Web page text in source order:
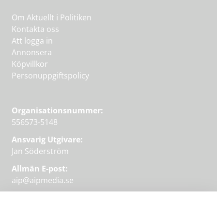
Om Aktuellt i Politiken
Kontakta oss
Att logga in
Annonsera
Köpvillkor
Personuppgiftspolicy
Organisationsnummer:
556573-5148
Ansvarig Utgivare:
Jan Söderström
Allmän E-post:
aip@aipmedia.se